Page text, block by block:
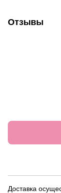
Отзывы
Доставка